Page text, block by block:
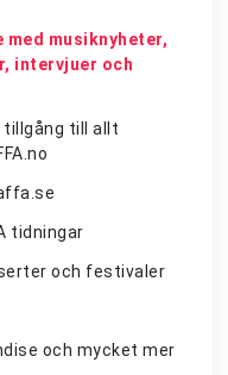
musiknyheter,
intervjuer och
tillgång till allt
tidningar
och festivaler
och mycket mer